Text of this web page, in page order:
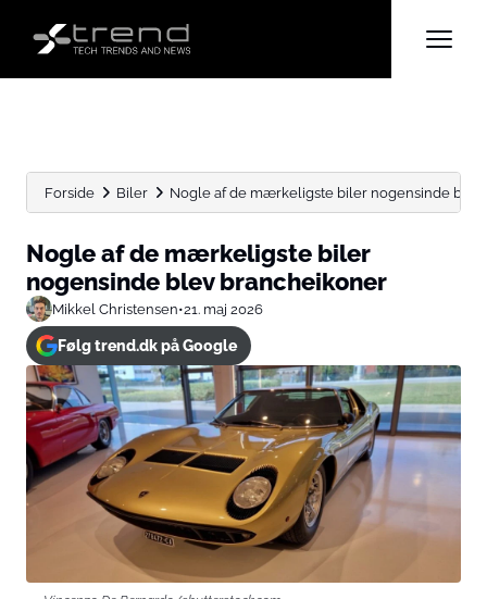
Forside Biler Nogle af de mærkeligste biler nogensinde blev
Nogle af de mærkeligste biler
nogensinde blev brancheikoner
Mikkel Christensen•21. maj 2026
Følg trend.dk på Google